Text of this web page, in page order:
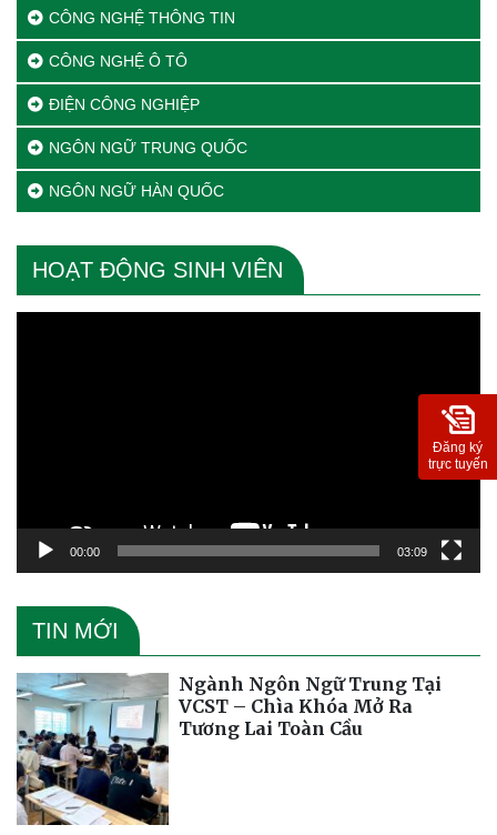
CÔNG NGHỆ THÔNG TIN
CÔNG NGHỆ Ô TÔ
ĐIỆN CÔNG NGHIỆP
NGÔN NGỮ TRUNG QUỐC
NGÔN NGỮ HÀN QUỐC
HOẠT ĐỘNG SINH VIÊN
00:00 03:09
TIN MỚI
Ngành Ngôn Ngữ Trung Tại
VCST – Chìa Khóa Mở Ra
Tương Lai Toàn Cầu
Đăng ký
trực tuyến